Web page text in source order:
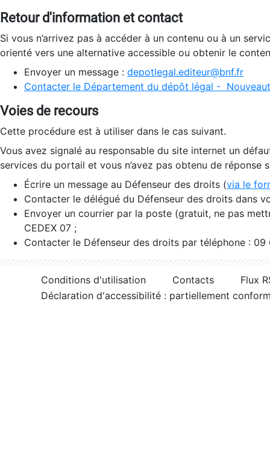
Retour d'information et contact
Si vous n’arrivez pas à accéder à un contenu ou à un
orienté vers une alternative accessible ou obtenir le
Envoyer un message : depotlegal.editeur@bnf.fr
Contacter le Département du dépôt légal -
Voies de recours
Cette procédure est à utiliser dans le cas suivant.
Vous avez signalé au responsable du site internet un
services du portail et vous n’avez pas obtenu de réponse
Écrire un message au Défenseur des droits (via le
Contacter le délégué du Défenseur des droits dans
Envoyer un courrier par la poste (gratuit, ne pas
CEDEX 07 ;
Contacter le Défenseur des droits par téléphone :
Conditions d'utilisation Contacts
Flux
Déclaration d'accessibilité : partiellement